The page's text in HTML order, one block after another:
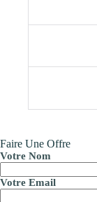
Faire Une Offre
Votre Nom
Votre Email